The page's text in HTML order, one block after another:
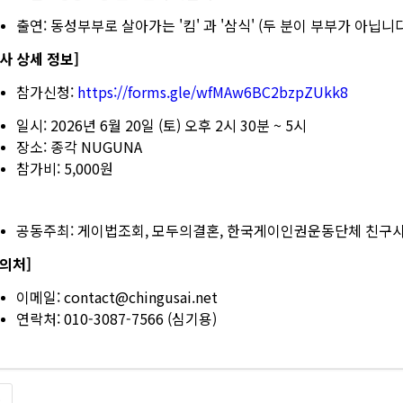
출연: 동성부부로 살아가는 '킴' 과 '삼식' (두 분이 부부가 아닙니
상세 정보]
참가신청: https://forms.gle/wfMAw6BC2bzpZUkk8
일시: 2026년 6월 20일 (토) 오후 2시 30분 ~ 5시
장소: 종각 NUGUNA
참가비: 5,000원
공동주최: 게이법조회, 모두의결혼, 한국게이인권운동단체 친구
처]
이메일: contact@chingusai.net
연락처: 010-3087-7566 (심기용)